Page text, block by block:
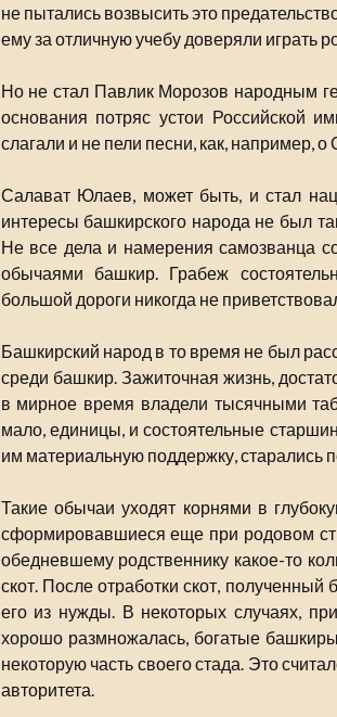
не пытались возвысить это
ему за отличную учебу доверяли играть
Но не стал Павлик Морозов народным
основания потряс устои Российской
слагали и не пели песни, как, например, о
Салават Юлаев, может быть, и стал
интересы башкирского народа не был
Не все дела и намерения самозванца
обычаями башкир. Грабеж
большой дороги никогда не
Башкирский народ в то время не был
среди башкир. Зажиточная жизнь,
в мирное время владели тысячными
мало, единицы, и состоятельные
им материальную поддержку, старались
Такие обычаи уходят корнями в
сформировавшиеся еще при родовом
обедневшему родственнику какое-то
скот. После отработки скот,
его из нужды. В некоторых случаях,
хорошо размножалась, богатые
некоторую часть своего стада. Это
авторитета.